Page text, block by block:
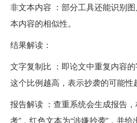
非文本内容 ：部分工具还能识别
本内容的相似性。
结果解读：
文字复制比 ：即论文中重复内容
这个比例越高，表示抄袭的可能性
报告解读 ：查重系统会生成报告
考”，红色文本为“涉嫌抄袭”，并